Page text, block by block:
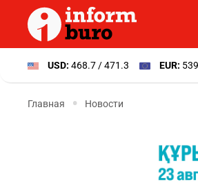
USD: 468.7 / 471.3 EUR:
Главная Новости